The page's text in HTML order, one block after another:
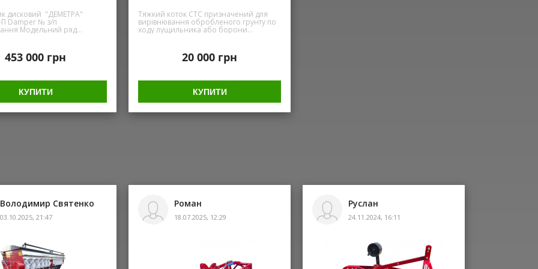
дисковий "ДЕМЕТРА"
№ з/п
ряд
к.с. 80 80 100 100
год 2,8 2,8 3,4 3,4 4,6
положенні, м
більше, км/год 20 10
органів, шт. -
453 000 грн
КУПИТИ
Тяжкий коток СТС призначений для
вирівнювання обробленого грунту по
ходу лущильника або борони
боронами Ціна вказана за 1 пог.м
20 000 грн
КУПИТИ
Володимир Святенко
03.10.2025, 21:47
Роман
18.07.2025, 12:29
Руслан
24.11.2024, 16:11